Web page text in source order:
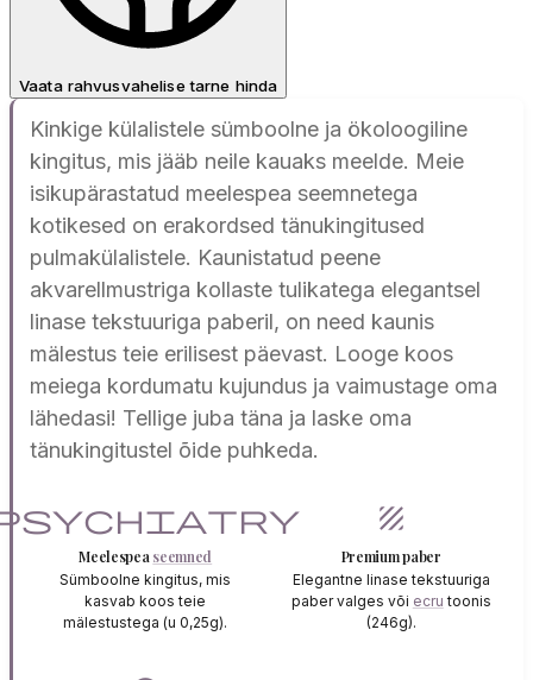
Vaata rahvusvahelise tarne hinda
Kinkige külalistele sümboolne ja ökoloogiline
kingitus, mis jääb neile kauaks meelde. Meie
isikupärastatud meelespea seemnetega
kotikesed on erakordsed tänukingitused
pulmakülalistele. Kaunistatud peene
akvarellmustriga kollaste tulikatega elegantsel
linase tekstuuriga paberil, on need kaunis
mälestus teie erilisest päevast. Looge koos
meiega kordumatu kujundus ja vaimustage oma
lähedasi! Tellige juba täna ja laske oma
tänukingitustel õide puhkeda.
Meelespeaseemned
Sümboolne kingitus, mis
kasvab koos teie
mälestustega (u 0,25g).
texture
Premium paber
Elegantne linase tekstuuriga
paber valges või ecru toonis
(246g).